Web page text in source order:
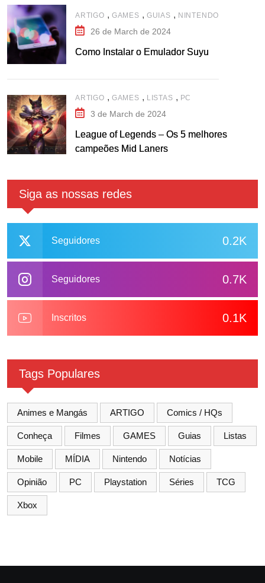
ARTIGO , GAMES , GUIAS , NINTENDO
26 de March de 2024
Como Instalar o Emulador Suyu
ARTIGO , GAMES , LISTAS , PC
3 de March de 2024
League of Legends – Os 5 melhores
campeões Mid Laners
Siga as nossas redes
0.2K
Seguidores
0.7K
Seguidores
0.1K
Inscritos
Tags Populares
Animes e Mangás ARTIGO Comics / HQs
Conheça Filmes GAMES Guias Listas
Mobile MÍDIA Nintendo Notícias
Opinião PC Playstation Séries TCG
Xbox